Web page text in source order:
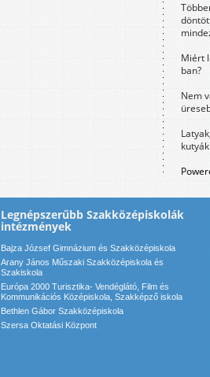
Miért
ban?
Nem
Legnépszerűbb Szakközépiskolák
intézmények
Bajza József Gimnázium és Szakközépiskola
Arany János Műszaki Szakközépiskola és
Szakiskola
Európa 2000 Turisztika- Vendéglátó, Film és
Kommunikációs Középiskola, Szakképző iskola
Bethlen Gábor Szakközépiskola
Szersa Oktatási Központ